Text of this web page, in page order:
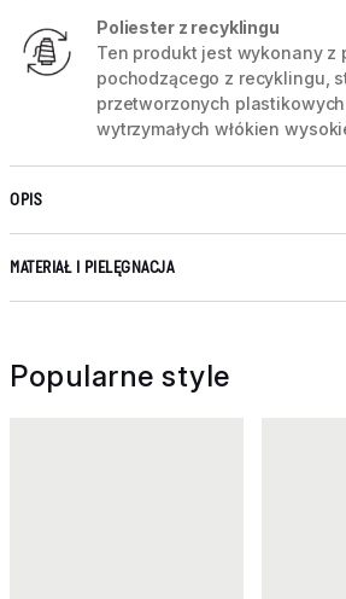
Poliester z recyklingu
Ten produkt jest wykonany z
pochodzącego z recyklingu,
przetworzonych
wytrzymałych włókien
OPIS
MATERIAŁ I PIELĘGNACJA
Popularne style